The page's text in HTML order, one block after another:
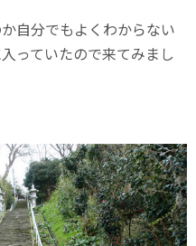
自分でもよくわからない
っていたので来てみまし